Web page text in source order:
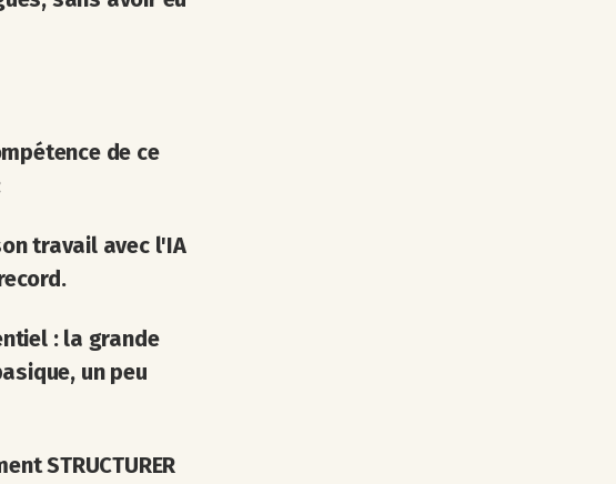
de ce
travail avec l'IA
: la grande
un peu
STRUCTURER